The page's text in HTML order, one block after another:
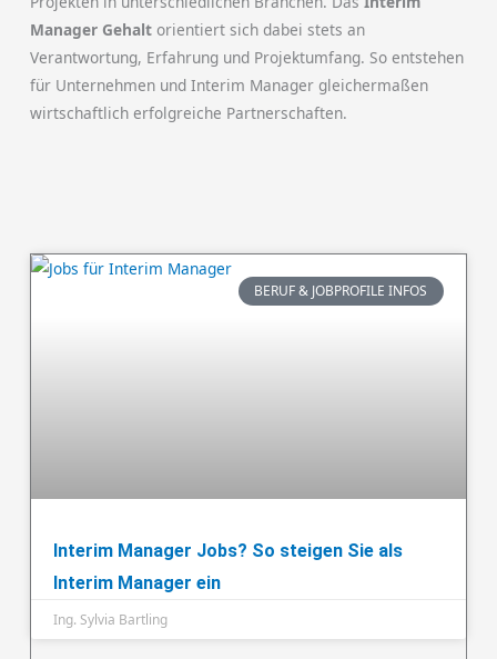
Manager Gehalt orientiert sich dabei stets an
Verantwortung, Erfahrung und Projektumfang. So entstehen
für Unternehmen und Interim Manager gleichermaßen
wirtschaftlich erfolgreiche Partnerschaften.
BERUF & JOBPROFILE INFOS
Interim Manager Jobs? So steigen Sie als
Interim Manager ein
Ing. Sylvia Bartling